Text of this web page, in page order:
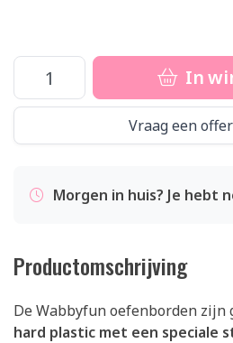
In
Vraag een
Morgen in huis? Je hebt
Productomschrijving
De Wabbyfun oefenborden zijn
hard plastic met een speciale